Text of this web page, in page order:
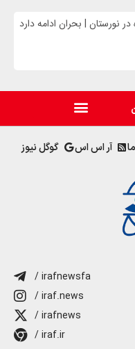
نورستان | بحران ادامه دارد
آر اس اس گوگل نیوز
/ irafnewsfa
/ iraf.news
/ irafnews
/ iraf.ir